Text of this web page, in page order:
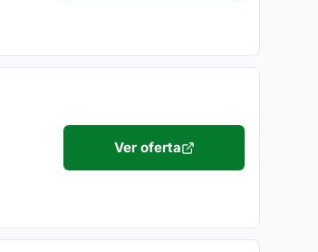
Ver oferta